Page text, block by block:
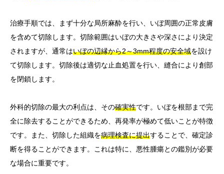
治療手順では、まず十分な局所麻酔を行い、いぼ周囲の正常皮膚
を含めて切除します。切除範囲はいぼの大きさや深さにより決定
されますが、通常はいぼの辺縁から2～3mm程度の安全域を設け
て切除します。切除後は適切な止血処置を行い、縫合により創部
を閉鎖します。
外科的切除の最大の利点は、その確実性です。いぼを根部まで完
全に除去することができるため、再発率が極めて低いことが特徴
です。また、切除した組織を病理検査に提出することで、確定診
断を得ることができます。これは特に、悪性腫瘍との鑑別が必要
な場合に重要です。